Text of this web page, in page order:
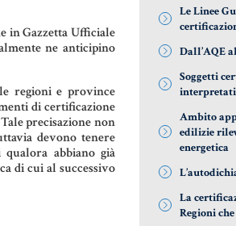
LEASING
in Gazzetta Ufficiale
ne anticipino
regioni e province
di certificazione
precisazione non
devono tenere
abbiano già
di cui al successivo
Le Linee
Dall’AQE
Soggetti
Ambito
edilizie
energetica
La
Regioni